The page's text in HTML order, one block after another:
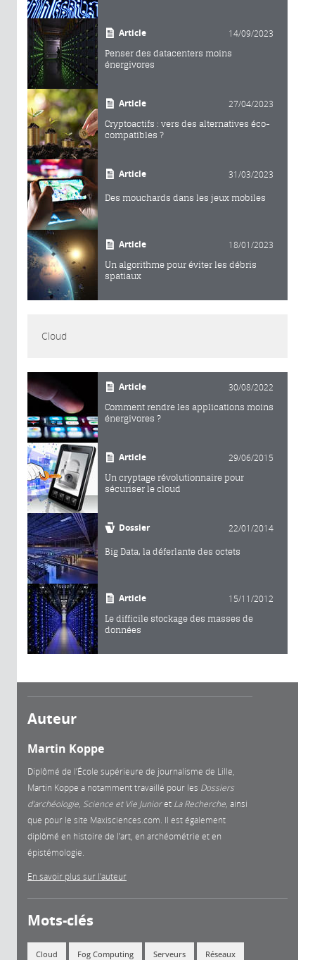
Article 14/09/2023
Penser des datacenters moins
énergivores
Article 27/04/2023
Cryptoactifs : vers des alternatives éco-
compatibles ?
Article 31/03/2023
Des mouchards dans les jeux mobiles
Article 18/01/2023
Un algorithme pour éviter les débris
spatiaux
Cloud
Article 30/08/2022
Comment rendre les applications moins
énergivores ?
Article 29/06/2015
Un cryptage révolutionnaire pour
sécuriser le cloud
Dossier 22/01/2014
Big Data, la déferlante des octets
Article 15/11/2012
Le difficile stockage des masses de
données
Auteur
Martin Koppe
Diplômé de l’École supérieure de journalisme de Lille,
Martin Koppe a notamment travaillé pour les Dossiers
d’archéologie, Science et Vie Junioret La Recherche, ainsi
que pour le site Maxisciences.com. Il est également
diplômé en histoire de l’art, en archéométrie et en
épistémologie.
En savoir plus sur l'auteur
Mots-clés
Cloud Fog Computing Serveurs Réseaux